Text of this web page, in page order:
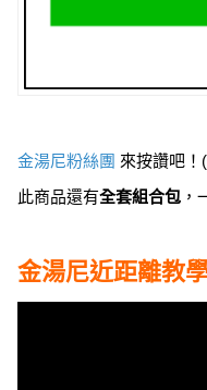
金湯尼粉絲團 來按讚吧！
此商品還有全套組合包 ，
金湯尼近距離教